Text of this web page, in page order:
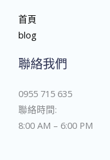
首頁
blog
聯絡我們
0955 715 635
聯絡時間:
8:00 AM – 6:00 PM